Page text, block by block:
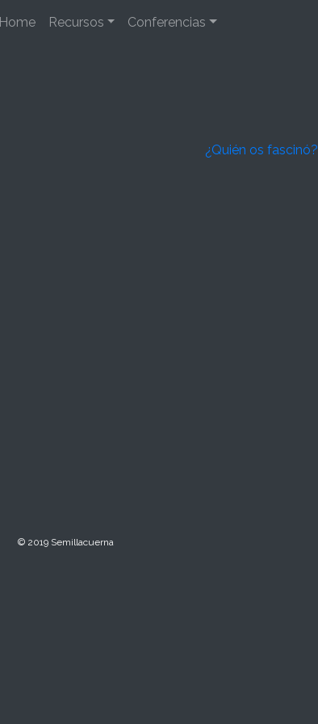
Home Recursos Conferencias
¿Quién os fascinó?
© 2019 Semillacuerna